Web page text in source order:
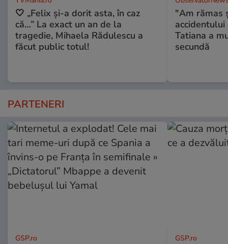
🤍 „Felix și-a dorit asta, în caz
că…” La exact un an de la
tragedie, Mihaela Rădulescu a
făcut public totul!
"Am rămas
accidentului
Tatiana a
secundă
PARTENERI
GSP.ro GSP.ro